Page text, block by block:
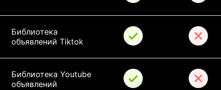
Библиотека
объявлений Tiktok
Библиотека Youtube
объявлений